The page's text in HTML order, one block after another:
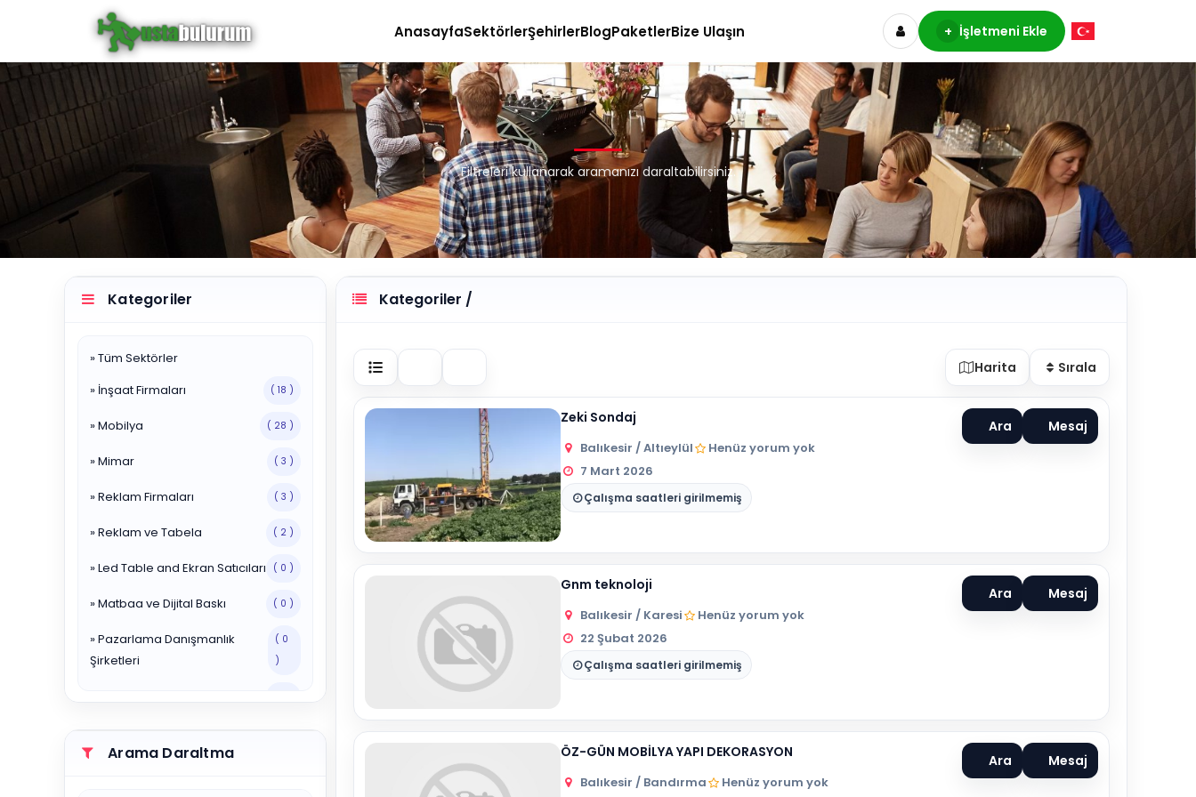
AnasayfaSektörlerŞehirlerBlogPaketlerBize Ulaşın + İşletmeni Ekle
Filtreleri kullanarak aramanızı daraltabilirsiniz.
Kategoriler
» Tüm Sektörler
» İnşaat Firmaları
( 18 )
» Mobilya ( 28 )
» Mimar ( 3 )
» Reklam Firmaları ( 3 )
» Reklam ve Tabela ( 2 )
» Led Table and Ekran Satıcıları ( 0 )
» Matbaa ve Dijital Baskı ( 0 )
» Pazarlama Danışmanlık
Şirketleri
( 0
)
Arama Daraltma
Kategoriler /
Harita Sırala
Zeki Sondaj
Balıkesir / Altıeylül
Henüz yorum yok
7 Mart 2026
Çalışma saatleri girilmemiş
Ara Mesaj
Gnm teknoloji
Balıkesir / Karesi
Henüz yorum yok
22 Şubat 2026
Çalışma saatleri girilmemiş
Ara Mesaj
ÖZ-GÜN MOBİLYA YAPI DEKORASYON
Balıkesir / Bandırma
Henüz yorum yok
Ara Mesaj